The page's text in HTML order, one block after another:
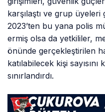
karşılaştı ve grup üyeleri
2023’ten bu yana polis
ermiş olsa da yetkililer,
önünde gerçekleştirilen
katılabilecek kişi
sınırlandırdı.